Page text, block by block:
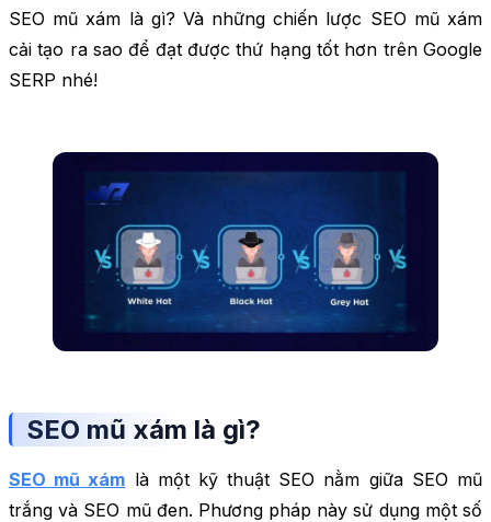
SEO mũ xám là gì? Và những chiến lược SEO mũ xám
cải tạo ra sao để đạt được thứ hạng tốt hơn trên Google
SERP nhé!
SEO mũ xám là gì?
SEO mũ xám là một kỹ thuật SEO nằm giữa SEO mũ
trắng và SEO mũ đen. Phương pháp này sử dụng một số